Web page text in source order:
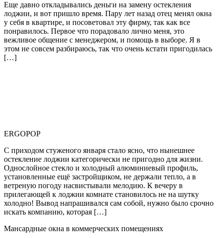
Еще давно откладывались деньги на замену остекления
лоджии, и вот пришло время. Пару лет назад отец менял окна
у себя в квартире, и посоветовал эту фирму, так как все
понравилось. Первое что порадовало лично меня, это
вежливое общение с менеджером, и помощь в выборе. Я в
этом не совсем разбираюсь, так что очень кстати пригодилась
[…]
ERGOPOP
С приходом стуженого января стало ясно, что нынешнее
остекление лоджии категорически не пригодно для жизни.
Однослойное стекло и холодный алюминиевый профиль,
установленные ещё застройщиком, не держали тепло, а в
ветреную погоду насвистывали мелодию. К вечеру в
прилегающей к лоджии комнате становилось не на шутку
холодно! Вывод напрашивался сам собой, нужно было срочно
искать компанию, которая […]
Мансардные окна в коммерческих помещениях